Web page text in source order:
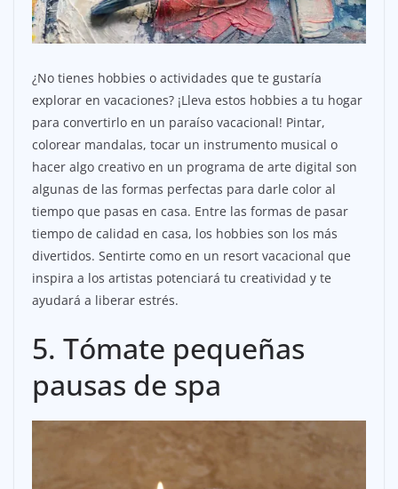
¿No tienes hobbies o actividades que te gustaría
explorar en vacaciones? ¡Lleva estos hobbies a tu hogar
para convertirlo en un paraíso vacacional! Pintar,
colorear mandalas, tocar un instrumento musical o
hacer algo creativo en un programa de arte digital son
algunas de las formas perfectas para darle color al
tiempo que pasas en casa. Entre las formas de pasar
tiempo de calidad en casa, los hobbies son los más
divertidos. Sentirte como en un resort vacacional que
inspira a los artistas potenciará tu creatividad y te
ayudará a liberar estrés.
5. Tómate pequeñas
pausas de spa